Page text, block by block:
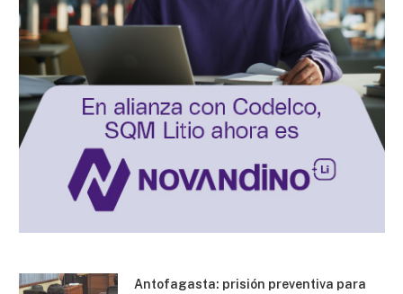
Antofagasta: prisión preventiva para